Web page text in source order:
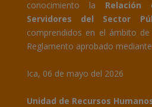
conocimiento la Relación
Servidores del Sector
comprendidos en el ámbito
Reglamento aprobado
Ica, 06 de mayo del 2026
Unidad de Recursos